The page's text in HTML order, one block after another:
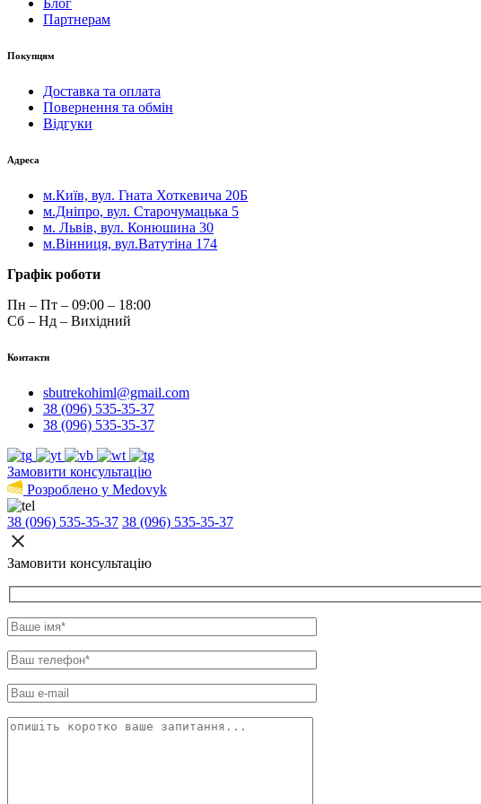
Партнерам
Покупцям
Доставка та оплата
Повернення та обмін
Відгуки
Адреса
м.Київ, вул. Гната Хоткевича 20Б
м.Дніпро, вул. Старочумацька 5
м. Львів, вул. Конюшина 30
м.Вінниця, вул.Ватутіна 174
Графік роботи
Пн – Пт – 09:00 – 18:00
Сб – Нд – Вихідний
Контакти
sbutrekohiml@gmail.com
38 (096) 535-35-37
38 (096) 535-35-37
Замовити консультацію
Розроблено у Medovyk
38 (096) 535-35-37 38 (096) 535-35-37
Замовити консультацію